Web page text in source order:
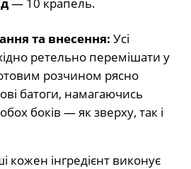
та внесення: Усі
ретельно перемішати у
розчином рясно
батоги, намагаючись
боків — як зверху, так і
кожен інгредієнт виконує